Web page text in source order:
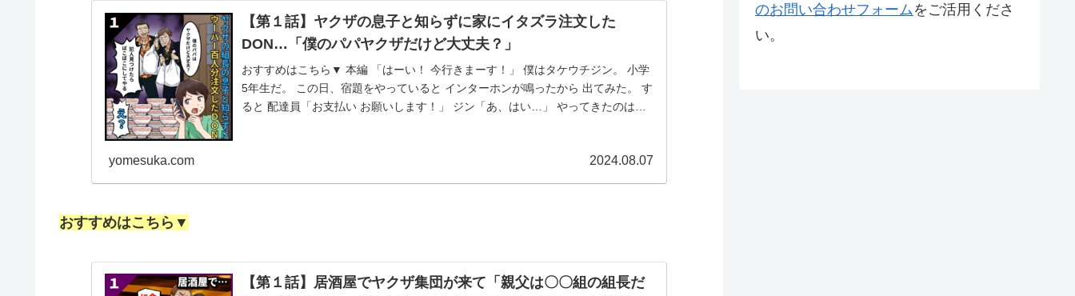
【第１話】ヤクザの息子と知らずに家にイタズラ注文した
DON…「僕のパパヤクザだけど大丈夫？」
おすすめはこちら▼ 本編 「はーい！ 今行きまーす！」 僕はタケウチジン。 小学
5年生だ。 この日、宿題をやっていると インターホンが鳴ったから 出てみた。 す
ると 配達員「お支払い お願いします！」 ジン「あ、はい…」 やってきたのは
yomesuka.com 2024.08.07
おすすめはこちら▼
【第１話】居酒屋でヤクザ集団が来て「親父は〇〇組の組長だ
のお問い合わせフォーム をご活用くださ
い。